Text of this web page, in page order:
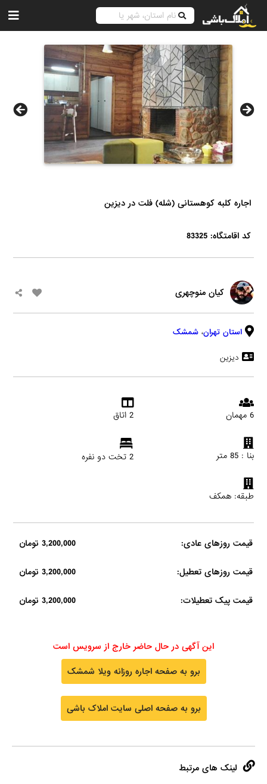
اجاره کلبه کوهستانی (شله) فلت در دیزین
کد اقامتگاه: 83325
کیان منوچهری
استان تهران، شمشک
دیزین
6 مهمان 2 اتاق
بنا : 85 متر 2 تخت دو نفره
طبقه: همکف
قیمت روزهای عادی: 3,200,000 تومان
قیمت روزهای تعطیل: 3,200,000 تومان
قیمت پیک تعطیلات: 3,200,000 تومان
این آگهی در حال حاضر خارج از سرویس است
برو به صفحه اجاره روزانه ویلا شمشک
برو به صفحه اصلی سایت املاک باشی
لینک های مرتبط